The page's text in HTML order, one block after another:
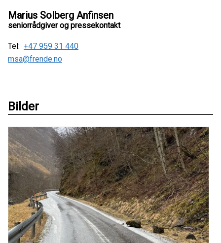
Marius Solberg Anfinsen
seniorrådgiver og pressekontakt
Tel: +47 959 31 440
msa@frende.no
Bilder